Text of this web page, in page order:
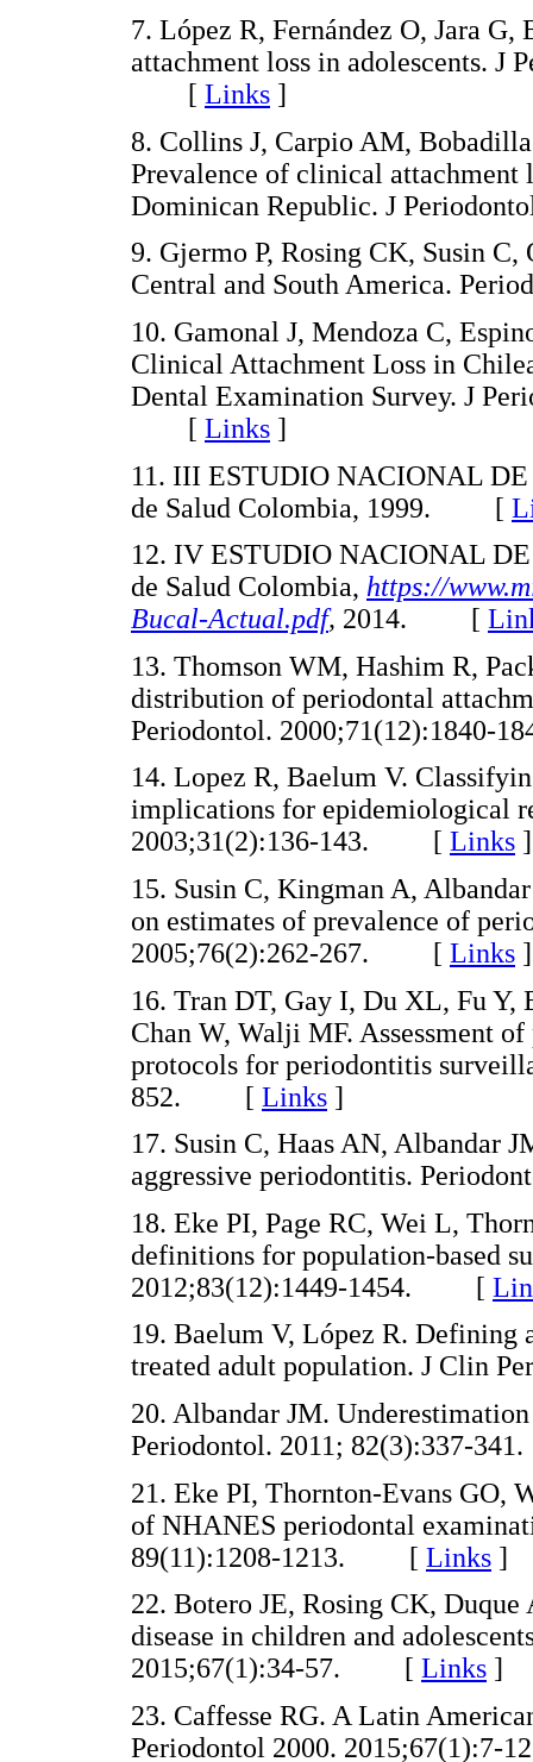
7. López R, Fernández O, Jara
attachment loss in adolescents. J
[ Links ]
8. Collins J, Carpio AM,
Prevalence of clinical attachment
Dominican Republic. J
9. Gjermo P, Rosing CK, Susin C,
Central and South America.
10. Gamonal J, Mendoza C,
Clinical Attachment Loss in
Dental Examination Survey. J
[ Links ]
11. III ESTUDIO NACIONAL
de Salud Colombia, 1999. [
12. IV ESTUDIO NACIONAL
de Salud Colombia, https://
Bucal-Actual.pdf, 2014. [
13. Thomson WM, Hashim R,
distribution of periodontal
Periodontol.
14. Lopez R, Baelum V.
implications for epidemiological
2003;31(2):136-143. [ Links ]
15. Susin C, Kingman A,
on estimates of prevalence of
2005;76(2):262-267. [ Links ]
16. Tran DT, Gay I, Du XL, Fu Y,
Chan W, Walji MF. Assessment
protocols for periodontitis
852. [ Links ]
17. Susin C, Haas AN, Albandar
aggressive periodontitis.
18. Eke PI, Page RC, Wei L,
definitions for population-based
2012;83(12):1449-1454. [
19. Baelum V, López R. Defining
treated adult population. J
20. Albandar JM.
Periodontol. 2011;
21. Eke PI, Thornton-Evans GO,
of NHANES periodontal
89(11):1208-1213. [ Links ]
22. Botero JE, Rosing CK,
disease in children and
2015;67(1):34-57. [ Links ]
23. Caffesse RG. A Latin
Periodontol 2000.